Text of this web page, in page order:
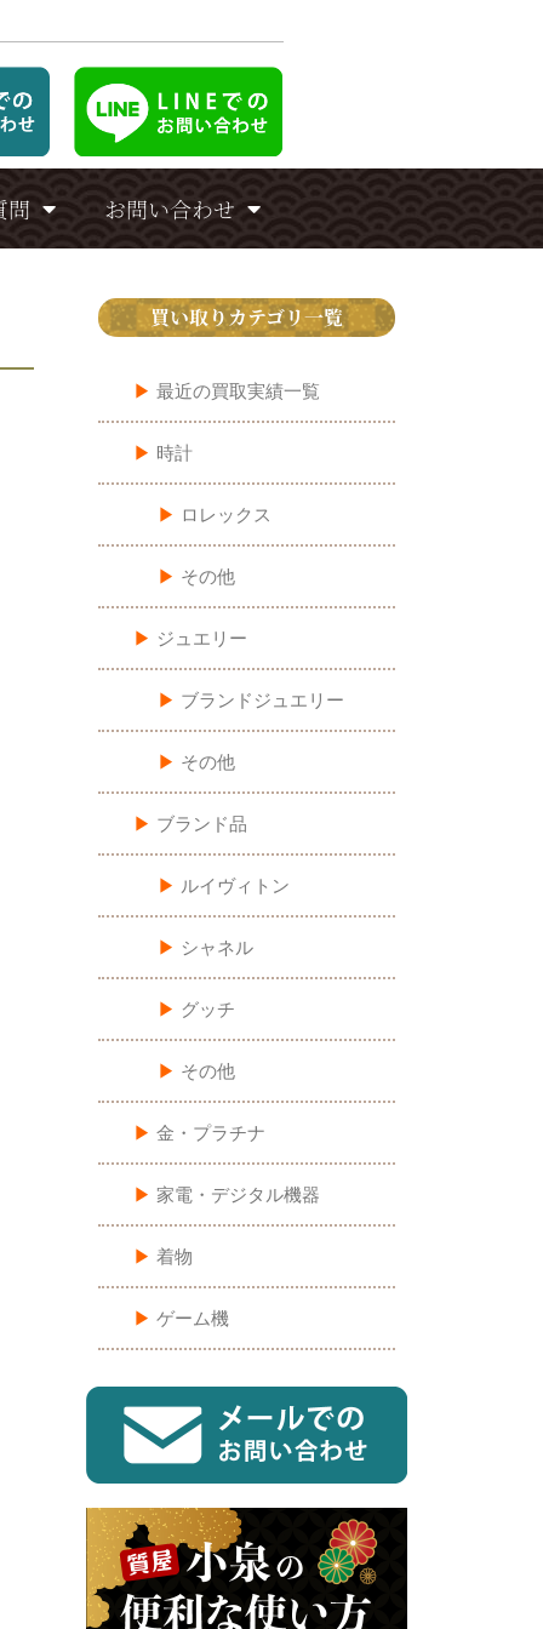
問 お問い合わせ
買い取りカテゴリ一覧
▶︎ 最近の買取実績一覧
▶︎ 時計
▶︎ ロレックス
▶︎ その他
▶︎ ジュエリー
▶︎ ブランドジュエリー
▶︎ その他
▶︎ ブランド品
▶︎ ルイヴィトン
▶︎ シャネル
▶︎ グッチ
▶︎ その他
▶︎ 金・プラチナ
▶︎ 家電・デジタル機器
▶︎ 着物
▶︎ ゲーム機